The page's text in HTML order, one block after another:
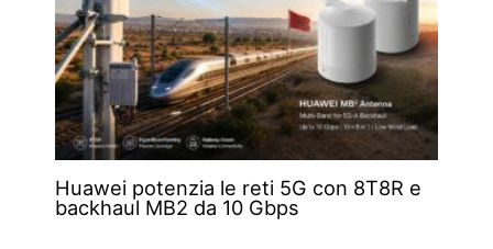
Huawei potenzia le reti 5G con 8T8R e
backhaul MB2 da 10 Gbps